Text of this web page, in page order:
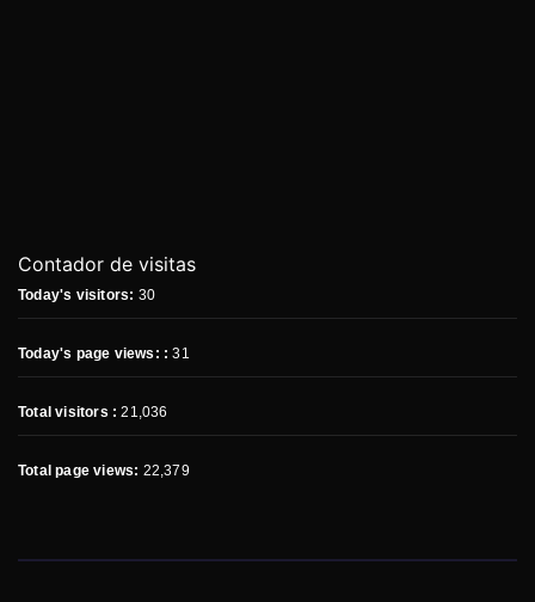
Contador de visitas
Today's visitors: 30
Today's page views: :31
Total visitors :21,036
Total page views: 22,379